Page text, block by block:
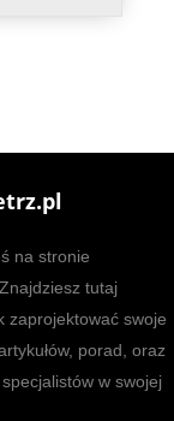
na stronie
tutaj
zaprojektować swoje
porad, oraz
w swojej